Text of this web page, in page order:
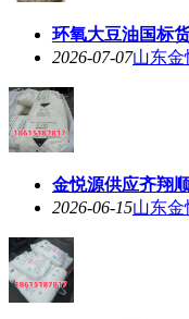
环氧大豆油国标
2026-07-07山东金
金悦源供应齐翔
2026-06-15山东金